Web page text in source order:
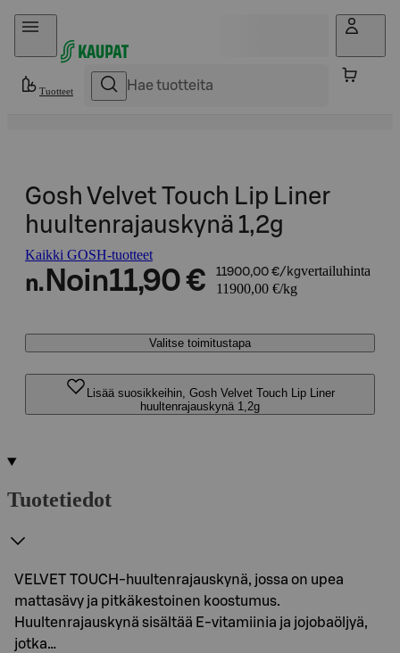
Hyppää sisältöön
Tuotteet
Gosh Velvet Touch Lip Liner
huultenrajauskynä 1,2g
Kaikki GOSH-tuotteet
n. Noin11,90 € 11900,00 €/kgvertailuhinta
11900,00 €/kg
Valitse toimitustapa
Lisää suosikkeihin, Gosh Velvet Touch Lip Liner
huultenrajauskynä 1,2g
Tuotetiedot
VELVET TOUCH-huultenrajauskynä, jossa on upea
mattasävy ja pitkäkestoinen koostumus.
Huultenrajauskynä sisältää E-vitamiinia ja jojobaöljyä,
jotka…